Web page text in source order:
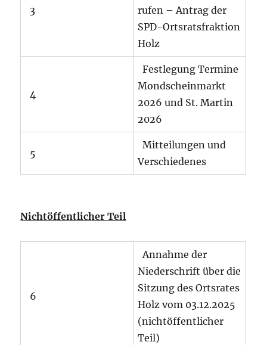
3
rufen – Antrag der
SPD-Ortsratsfraktion
Holz
4
Festlegung Termine
Mondscheinmarkt
2026 und St. Martin
2026
5
Mitteilungen und
Verschiedenes
Nichtöffentlicher Teil
6
Annahme der
Niederschrift über die
Sitzung des Ortsrates
Holz vom 03.12.2025
(nichtöffentlicher
Teil)